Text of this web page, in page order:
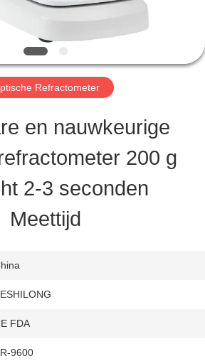
Refractometer
en nauwkeurige
200 g
2-3 seconden
Meettijd
FDA
9600